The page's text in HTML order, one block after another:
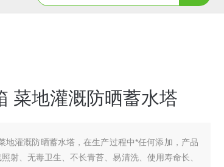
菜地灌溉防晒蓄水塔
地灌溉防晒蓄水塔，在生产过程中*任何添加，产品
射、无毒卫生、不长青苔、易清洗、使用寿命长、